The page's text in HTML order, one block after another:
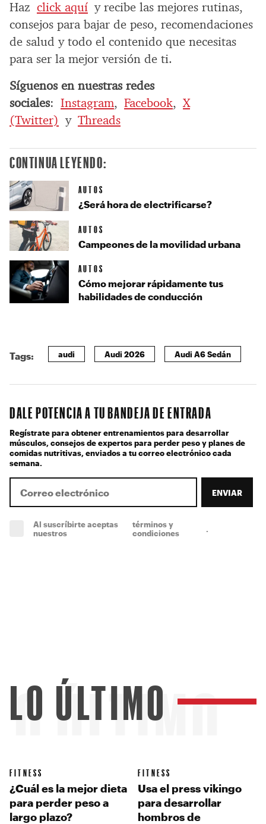
Haz click aquí y recibe las mejores rutinas,
consejos para bajar de peso, recomendaciones
de salud y todo el contenido que necesitas
para ser la mejor versión de ti.
Síguenos en nuestras redes
sociales: Instagram, Facebook,X
(Twitter) y Threads
CONTINUA LEYENDO:
AUTOS
¿Será hora de electrificarse?
AUTOS
Campeones de la movilidad urbana
AUTOS
Cómo mejorar rápidamente tus
habilidades de conducción
Tags: audi Audi 2026 Audi A6 Sedán
DALE POTENCIA A TU BANDEJA DE ENTRADA
Regístrate para obtener entrenamientos para desarrollar
músculos, consejos de expertos para perder peso y planes de
comidas nutritivas, enviados a tu correo electrónico cada
semana.
ENVIAR
Al suscríbirte aceptas
nuestros
términos y
condiciones
ÚLTIMO
LO ÚLTIMO
FITNESS
¿Cuál es la mejor dieta
para perder peso a
largo plazo?
FITNESS
Usa el press vikingo
para desarrollar
hombros de